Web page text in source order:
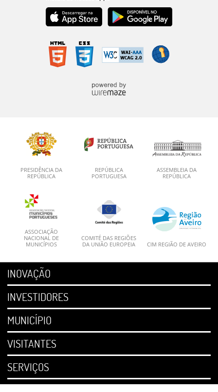
PRESIDÊNCIA DA
REPÚBLICA
REPÚBLICA
PORTUGUESA
ASSEMBLEIA DA
REPÚBLICA
ASSOCIAÇÃO
NACIONAL DE
MUNICÍPIOS
COMITÉ DAS REGIÕES
DA UNIÃO EUROPEIA
CIM REGIÃO DE AVEIRO
INOVAÇÃO
INVESTIDORES
MUNICÍPIO
VISITANTES
SERVIÇOS